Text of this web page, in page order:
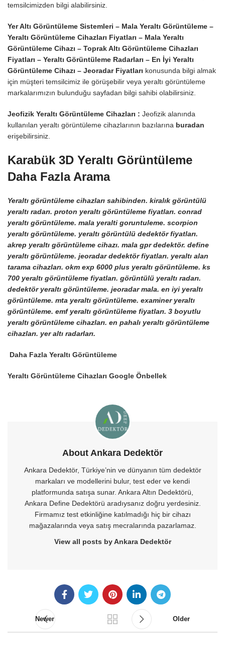
temsilcimizden bilgi alabilirsiniz.
Yer Altı Görüntüleme Sistemleri – Mala Yeraltı Görüntüleme –
Yeraltı Görüntüleme Cihazları Fiyatları – Mala Yeraltı
Görüntüleme Cihazı – Toprak Altı Görüntüleme Cihazları
Fiyatları – Yeraltı Görüntüleme Radarları – En İyi Yeraltı
Görüntüleme Cihazı – Jeoradar Fiyatları konusunda bilgi almak
için müşteri temsilcimiz ile görüşebilir veya yeraltı görüntüleme
markalarımızın bulunduğu sayfadan bilgi sahibi olabilirsiniz.
Jeofizik Yeraltı Görüntüleme Cihazları : Jeofizik alanında
kullanılan yeraltı görüntüleme cihazlarının bazılarına buradan
erişebilirsiniz.
Karabük 3D Yeraltı Görüntüleme
Daha Fazla Arama
Yeraltı görüntüleme cihazları sahibinden. kiralık görüntülü
yeraltı radarı. proton yeraltı görüntüleme fiyatları. conrad
yeraltı görüntüleme. mala yeralti goruntuleme. scorpion
yeraltı görüntüleme. yeraltı görüntülü dedektör fiyatları.
akrep yeraltı görüntüleme cihazı. mala gpr dedektör. define
yeraltı görüntüleme. jeoradar dedektör fiyatları. yeraltı alan
tarama cihazları. okm exp 6000 plus yeraltı görüntüleme. ks
700 yeraltı görüntüleme fiyatları. görüntülü yeraltı radarı.
dedektör yeraltı görüntüleme. jeoradar mala. en iyi yeraltı
görüntüleme. mta yeraltı görüntüleme. examiner yeraltı
görüntüleme. emf yeraltı görüntüleme fiyatları. 3 boyutlu
yeraltı görüntüleme cihazları. en pahalı yeraltı görüntüleme
cihazları. yer altı radarları.
Daha Fazla Yeraltı Görüntüleme
Yeraltı Görüntüleme Cihazları Google Önbellek
About Ankara Dedektör
Ankara Dedektör, Türkiye’nin ve dünyanın tüm dedektör
markaları ve modellerini bulur, test eder ve kendi
platformunda satışa sunar. Ankara Altın Dedektörü,
Ankara Define Dedektörü aradıysanız doğru yerdesiniz.
Firmamız test etkinliğine katılmadığı hiç bir cihazı
mağazalarında veya satış mecralarında pazarlamaz.
View all posts by Ankara Dedektör
Newer Older